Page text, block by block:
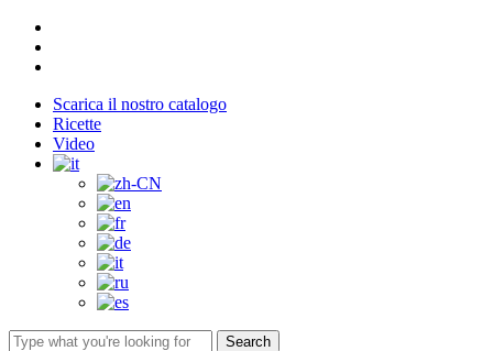
Skip
main
Scarica il nostro catalogo
Ricette
Video
Search